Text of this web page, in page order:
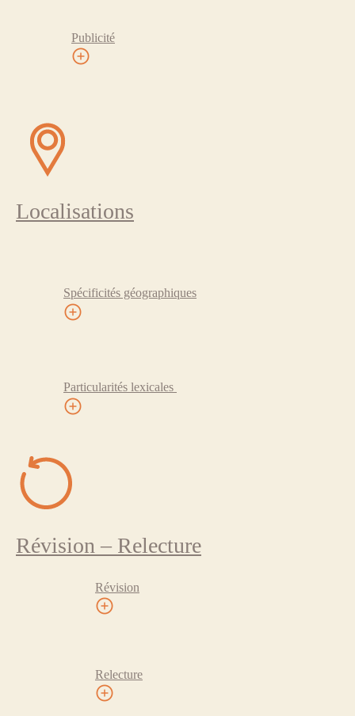
Publicité
Localisations
Spécificités géographiques
Particularités lexicales
Révision – Relecture
Révision
Relecture